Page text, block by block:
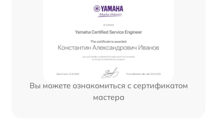
Вы можете ознакомиться с сертификатом
мастера